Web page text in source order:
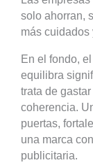
solo ahorran,
más cuidados
En el fondo, el
equilibra
trata de
coherencia.
puertas,
una marca
publicitaria.